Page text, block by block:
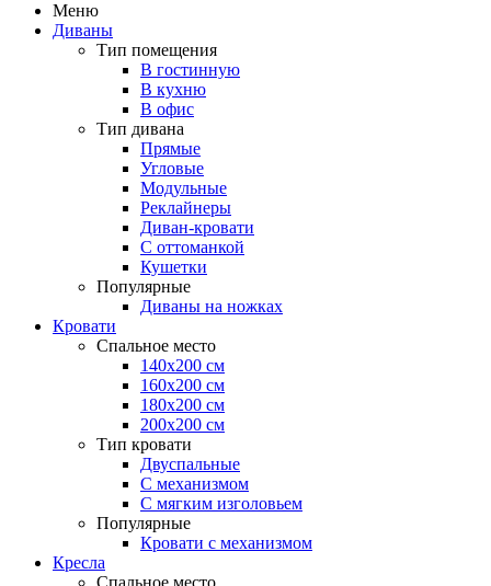
Меню
Диваны
Тип помещения
В гостинную
В кухню
В офис
Тип дивана
Прямые
Угловые
Модульные
Реклайнеры
Диван-кровати
С оттоманкой
Кушетки
Популярные
Диваны на ножках
Кровати
Спальное место
140х200 см
160х200 см
180х200 см
200х200 см
Тип кровати
Двуспальные
С механизмом
С мягким изголовьем
Популярные
Кровати с механизмом
Кресла
Спальное место